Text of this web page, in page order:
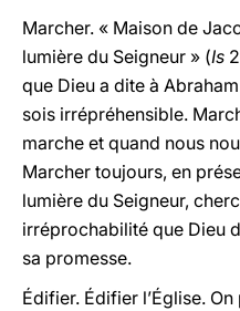
Marcher. « Maison de
lumière du Seigneur » (Is
que Dieu a dite à
sois irrépréhensible.
marche et quand nous
Marcher toujours, en
lumière du Seigneur,
irréprochabilité que Dieu
sa promesse.
Édifier. Édifier l’Église.